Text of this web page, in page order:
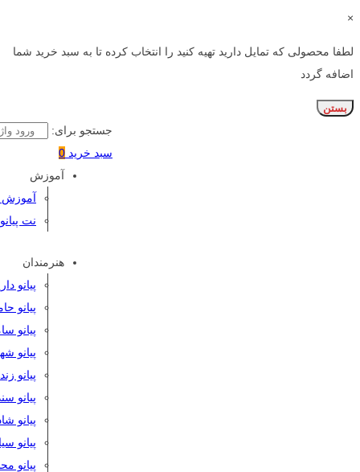
×
لطفا محصولی که تمایل دارید تهیه کنید را انتخاب کرده تا به سبد خرید شما
اضافه گردد
بستن
جستجو برای:
سبد خرید 0
آموزش
آموزش
نت پیانو
هنرمندان
پیانو
پیانو
پیانو
پیانو
پیانو
پیانو
پیانو
پیانو
پیانو